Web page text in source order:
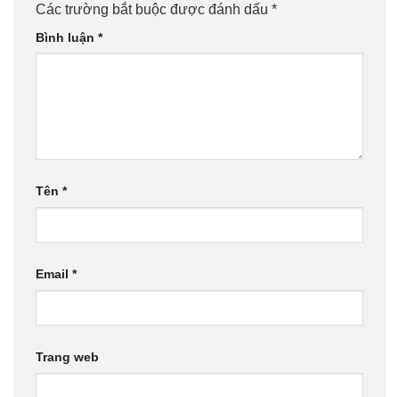
Các trường bắt buộc được đánh dấu *
Bình luận *
Tên *
Email *
Trang web